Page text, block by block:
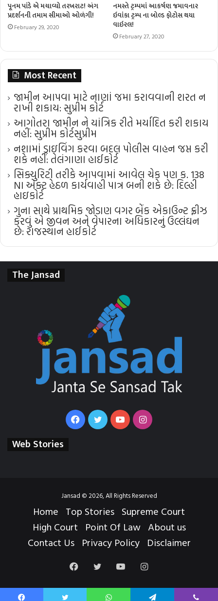
પૂનમ પાંડે એ મચાવ્યો તરખરાટ! અંગ
પ્રદર્શનની તમામ સીમાઓ ઓળંગી!
February 29, 2020
નમસ્તે ટ્રમ્પમાં આકર્ષણ જમાવનાર
ઇવાંકા ટ્રમ્પ ના બોલ્ડ ફોટોસ થયા
વાઇરલ!
February 27, 2020
Most Recent
જામીન આપવા માટે નાણાં જમા કરાવવાની શરત ન
રાખી શકાય: સુપ્રીમ કોર્ટ
આગોતરા જામીન ને યાંત્રિક રીતે મર્યાદિત કરી શકાય
નહીં: સુપ્રીમ કોર્ટ​સુપ્રીમ
નશામાં ડ્રાઇવિંગ કરવા બદલ પોલીસ વાહન જપ્ત કરી
શકે નહીં: તેલંગાણા હાઈકોર્ટ
સિક્યુરિટી તરીકે આપવામાં આવેલ ચેક પણ ક. 138
NI એક્ટ હેઠળ કાર્યવાહી પાત્ર બની શકે છે: દિલ્હી
હાઇકોર્ટ
ગુના સાથે પ્રાથમિક જોડાણ વગર બેંક એકાઉન્ટ ફ્રીઝ
કરવું એ જીવન અને વેપારના અધિકારનું ઉલ્લંઘન
છે: રાજસ્થાન હાઈકોર્ટ
The Jansad
FacebookTwitterYouTubeInstagram
Web Stories
Jansad © 2026, All Rights Reserved
Home Top Stories Supreme Court
High Court Point Of Law About us
Contact Us Privacy Policy Disclaimer
FacebookTwitterYouTubeInstagram